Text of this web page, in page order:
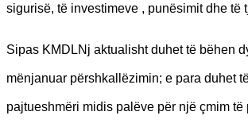
sigurisë, të investimeve , punësimit dhe të
Sipas KMDLNj aktualisht duhet të bëhen
mënjanuar përshkallëzimin; e para duhet
pajtueshmëri midis palëve për një çmim